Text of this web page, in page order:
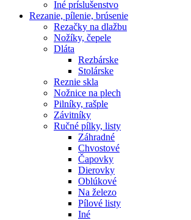
Iné príslušenstvo
Rezanie, pílenie, brúsenie
Rezačky na dlažbu
Nožíky, čepele
Dláta
Rezbárske
Stolárske
Reznie skla
Nožnice na plech
Pilníky, rašple
Závitníky
Ručné pílky, listy
Záhradné
Chvostové
Čapovky
Dierovky
Oblúkové
Na železo
Pílové listy
Iné